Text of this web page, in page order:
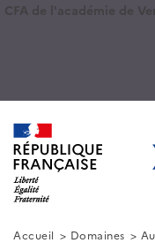
CFA de l'académie de
Accueil Domaines